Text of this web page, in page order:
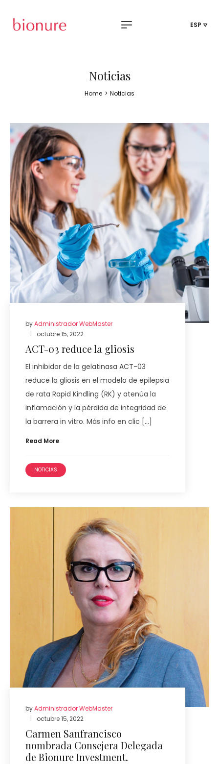
ESP
Noticias
Home > Noticias
NOTICIAS
byAdministrador WebMaster
octubre 15, 2022
ACT-03 reduce la gliosis
El inhibidor de la gelatinasa ACT-03
reduce la gliosis en el modelo de epilepsia
de rata Rapid Kindling (RK) y atenúa la
inflamación y la pérdida de integridad de
la barrera in vitro. Más info en clic […]
Read More
byAdministrador WebMaster
octubre 15, 2022
Carmen Sanfrancisco
nombrada Consejera Delegada
de Bionure Investment.